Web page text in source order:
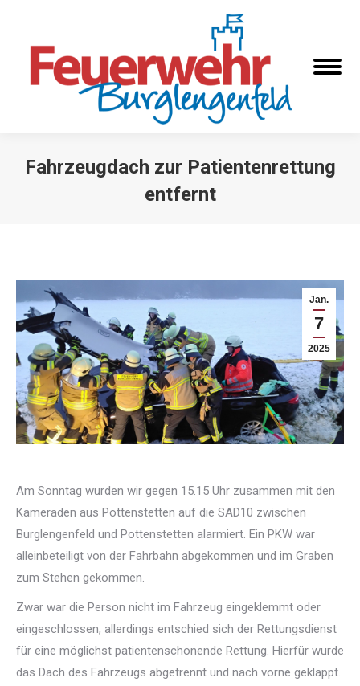
Fahrzeugdach zur Patientenrettung
entfernt
Jan.
7
2025
Am Sonntag wurden wir gegen 15.15 Uhr zusammen mit den
Kameraden aus Pottenstetten auf die SAD10 zwischen
Burglengenfeld und Pottenstetten alarmiert. Ein PKW war
alleinbeteiligt von der Fahrbahn abgekommen und im Graben
zum Stehen gekommen.
Zwar war die Person nicht im Fahrzeug eingeklemmt oder
eingeschlossen, allerdings entschied sich der Rettungsdienst
für eine möglichst patientenschonende Rettung. Hierfür wurde
das Dach des Fahrzeugs abgetrennt und nach vorne geklappt.